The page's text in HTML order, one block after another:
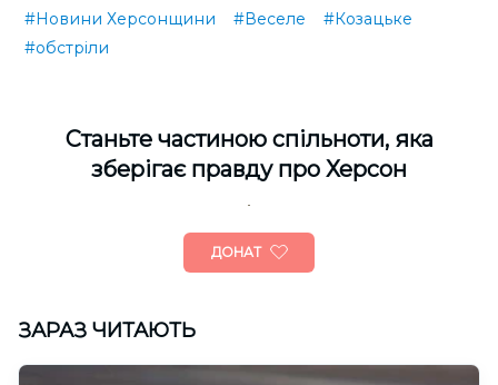
#Новини Херсонщини #Веселе
#Козацьке
#обстріли
Cтаньте частиною спільноти, яка
зберігає правду про Херсон
ДОНАТ
ЗАРАЗ ЧИТАЮТЬ